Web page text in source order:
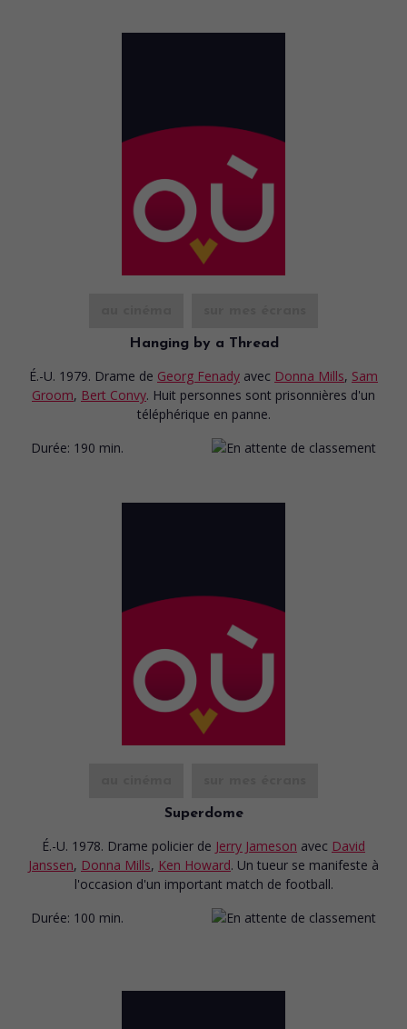
Hanging by a Thread
É.-U. 1979. Drame de Georg Fenady avec Donna Mills, Sam
Groom, Bert Convy. Huit personnes sont prisonnières d'un
téléphérique en panne.
Durée: 190 min.
Superdome
É.-U. 1978. Drame policier de Jerry Jameson avec David
Janssen, Donna Mills, Ken Howard. Un tueur se manifeste à
l'occasion d'un important match de football.
Durée: 100 min.